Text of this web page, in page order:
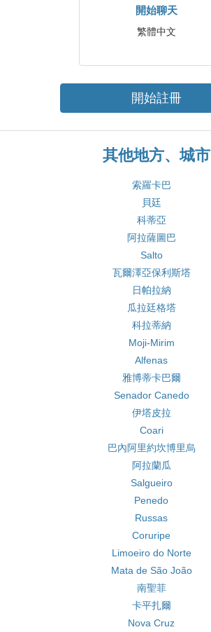
開始聊天
繁體中文
開始註冊
其他地方、城市
索羅卡巴
貝廷
科蒂亞
阿拉薩圖巴
Salto
瓦爾澤亞保利斯塔
日帕拉納
瓜拉廷格塔
科拉蒂納
Moji-Mirim
Alfenas
雅博蒂卡巴爾
Senador Canedo
伊塔皮拉
Coari
巴內阿里約坎博里烏
阿拉蘭瓜
Salgueiro
Penedo
Russas
Coruripe
Limoeiro do Norte
Mata de São João
南聖菲
卡平扎爾
Nova Cruz